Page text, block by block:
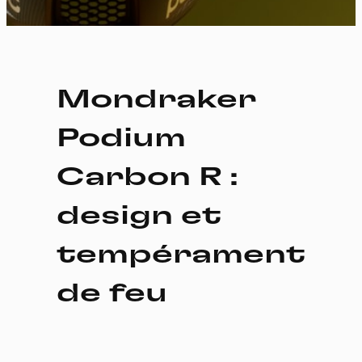
Mondraker
Podium
Carbon R :
design et
tempérament
de feu